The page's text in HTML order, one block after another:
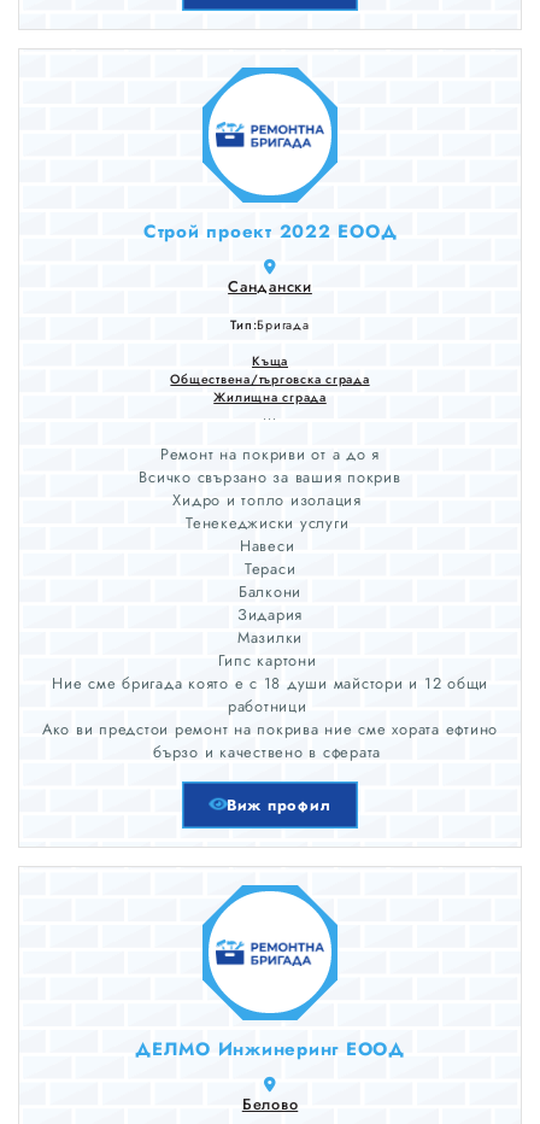
Строй проект 2022 ЕООД
Сандански
Тип:Бригада
Къща
Обществена/търговска сграда
Жилищна сграда
...
Ремонт на покриви от а до я
Всичко свързано за вашия покрив
Хидро и топло изолация
Тенекеджиски услуги
Навеси
Тераси
Балкони
Зидария
Мазилки
Гипс картони
Ние сме бригада която е с 18 души майстори и 12 общи
работници
Ако ви предстои ремонт на покрива ние сме хората ефтино
бързо и качествено в сферата
Виж профил
ДЕЛМО Инжинеринг ЕООД
Белово